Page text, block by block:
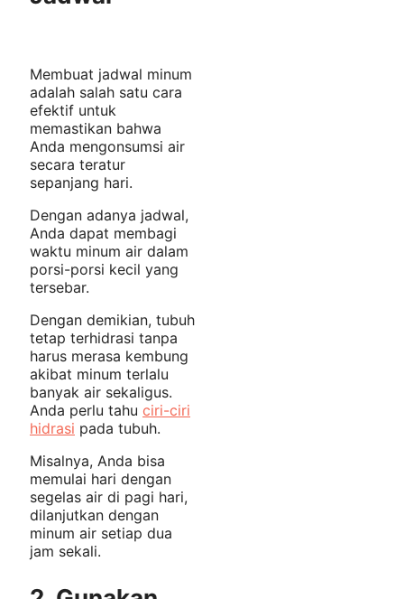
Membuat jadwal minum
adalah salah satu cara
efektif untuk
memastikan bahwa
Anda mengonsumsi air
secara teratur
sepanjang hari.
Dengan adanya jadwal,
Anda dapat membagi
waktu minum air dalam
porsi-porsi kecil yang
tersebar.
Dengan demikian, tubuh
tetap terhidrasi tanpa
harus merasa kembung
akibat minum terlalu
banyak air sekaligus.
Anda perlu tahu ciri-ciri
hidrasi pada tubuh.
Misalnya, Anda bisa
memulai hari dengan
segelas air di pagi hari,
dilanjutkan dengan
minum air setiap dua
jam sekali.